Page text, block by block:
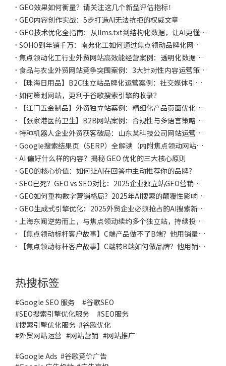
GEO效果如何衡量？请关注这几个新型评估指标！
GEO内容创作实战：5步打造AI无法抗拒的权威文章
GEO技术优化全指南：从llms.txt到结构化数据，让AI更懂你的网站
SOHO到年销千万：南弗化工如何通过焦点领动品牌化网站建设与谷歌广告投放，实现全球市场突破
焦点领动化工行业外贸网站高效能经营案例：透明化数据看板与定向内容策略，如何提升询盘转化率
食品与农业外贸网站竞争突围案例：3大针对性内容运营策略，实现自然流量翻倍
【珠海日用品】B2C独立站品牌化运营案例：社交媒体引流策略，实现复购率提升
如何策划网站，更利于谷歌搜索引擎的收录？
【江门五金制品】外贸独立站案例：精细化产品页面优化，带动海外批发询盘提升
【张家港医药卫生】B2B网站案例：合规性与多语言策略，助力企业通过线上渠道获千万订单
特种机器人企业外贸获客破局：山东某科技公司网站运营实战案例
Google搜索结果页（SERP）全解读（内附焦点领动网站运营攻略）
AI 偏好什么样的内容？揭秘 GEO 优化的三大核心原则
GEO的核心价值：如何让AI在回答中主动推荐你的品牌？
SEO已死？GEO vs SEO对比：2025企业独立站GEO营销全方位指南
GEO如何重构数字营销格局？2025年AI搜索的颠覆性影响与应对策略
GEO生成式引擎优化：2025外贸企业必须抢占的AI搜索新战场（实战指南）
上海东闻逆势而上，与焦点领动续约多个独立站，持续投入数十万，从行业红海中开辟增长绿洲！
【焦点领动标杆客户故事】C端产品做不了B端？他用销量与口碑，给3C行业展示如何品牌出海！
【焦点领动标杆客户故事】C端转B端如何做品牌？他用销量与口碑，给3C行业打了个样！
热搜标签
#Google SEO 服务 #谷歌SEO
#SEO搜索引擎优化服务 #SEO服务
#搜索引擎优化服务 #谷歌优化
#外贸网站运营 #网站营销 #网站推广
#Google Ads #谷歌竞价广告